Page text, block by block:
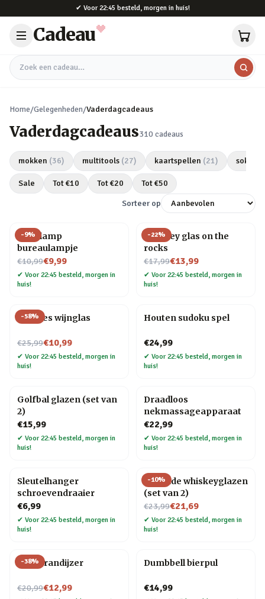
✔ Voor 22:45 besteld, morgen in huis!
Cadeau
Zoek een cadeau
Home/Gelegenheden/Vaderdagcadeaus
Vaderdagcadeaus310 cadeaus
mokken (36) multitools (27) kaartspellen (21) sokken
Sale Tot €10 Tot €20 Tot €50
Sorteer op
-9%
Gloeilamp
bureaulampje
€10,99
Nu voor€9,99
✔ Voor 22:45 besteld, morgen in
huis!
-22%
Whiskey glas on the
rocks
€17,99
Nu voor€13,99
✔ Voor 22:45 besteld, morgen in
huis!
-58%
Wijnfles wijnglas
€25,99
Nu voor€10,99
✔ Voor 22:45 besteld, morgen in
huis!
Houten sudoku spel
€24,99
✔ Voor 22:45 besteld, morgen in
huis!
Golfbal glazen (set van
2)
€15,99
✔ Voor 22:45 besteld, morgen in
huis!
Draadloos
nekmassageapparaat
€22,99
✔ Voor 22:45 besteld, morgen in
huis!
Sleutelhanger
schroevendraaier
€6,99
✔ Voor 22:45 besteld, morgen in
huis!
-10%
Rollende whiskeyglazen
(set van 2)
€23,99
Nu voor€21,69
✔ Voor 22:45 besteld, morgen in
huis!
-38%
BBQ brandijzer
€20,99
Nu voor€12,99
Dumbbell bierpul
€14,99